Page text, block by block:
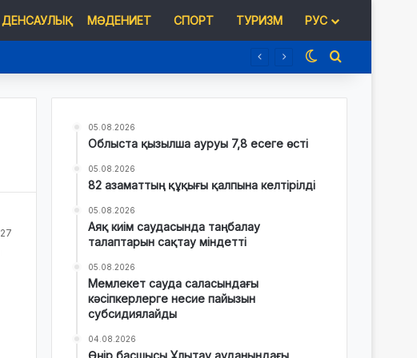
ДЕНСАУЛЫҚ МӘДЕНИЕТ СПОРТ ТУРИЗМ РУС
Switch skin
Іздеу
27
05.08.2026
Облыста қызылша ауруы 7,8 есеге өсті
05.08.2026
82 азаматтың құқығы қалпына келтірілді
05.08.2026
Аяқ киім саудасында таңбалау
талаптарын сақтау міндетті
05.08.2026
Мемлекет сауда саласындағы
кәсіпкерлерге несие пайызын
субсидиялайды
04.08.2026
Өңір басшысы Ұлытау ауданындағы